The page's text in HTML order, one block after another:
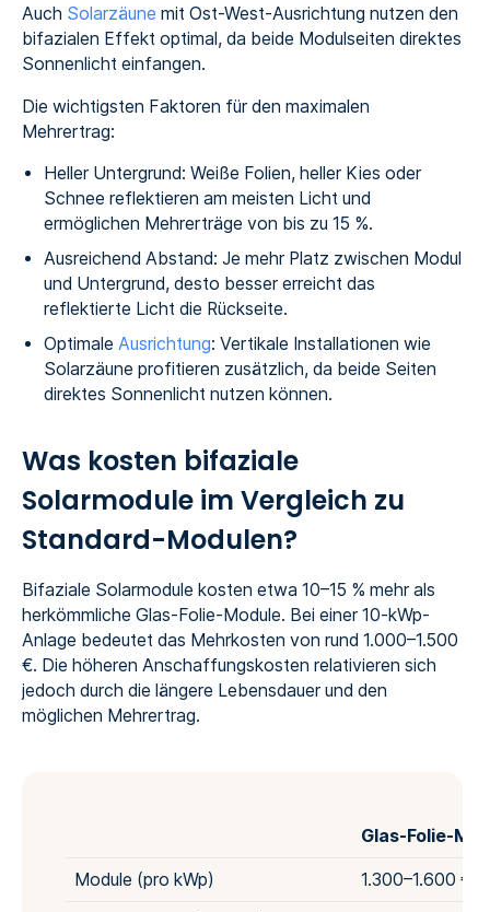
Auch Solarzäune mit Ost-West-Ausrichtung nutzen den
bifazialen Effekt optimal, da beide Modulseiten direktes
Sonnenlicht einfangen.
Die wichtigsten Faktoren für den maximalen
Mehrertrag:
Heller Untergrund: Weiße Folien, heller Kies oder
Schnee reflektieren am meisten Licht und
ermöglichen Mehrerträge von bis zu 15 %.
Ausreichend Abstand: Je mehr Platz zwischen Modul
und Untergrund, desto besser erreicht das
reflektierte Licht die Rückseite.
Optimale Ausrichtung: Vertikale Installationen wie
Solarzäune profitieren zusätzlich, da beide Seiten
direktes Sonnenlicht nutzen können.
Was kosten bifaziale
Solarmodule im Vergleich zu
Standard-Modulen?
Bifaziale Solarmodule kosten etwa 10–15 % mehr als
herkömmliche Glas-Folie-Module. Bei einer 10-kWp-
Anlage bedeutet das Mehrkosten von rund 1.000–1.500
€. Die höheren Anschaffungskosten relativieren sich
jedoch durch die längere Lebensdauer und den
möglichen Mehrertrag.
Module (pro kWp) 1.300–1.600 €